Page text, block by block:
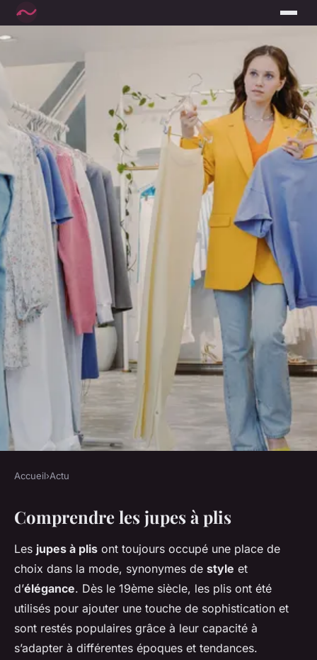
Styliser des Jupes à Plis : Allier
Élégance Classique et
Modernité
Mathis 5 min de lecture
Accueil›Actu
Comprendre les jupes à plis
Les jupes à plis ont toujours occupé une place de
choix dans la mode, synonymes de style et
d’élégance. Dès le 19ème siècle, les plis ont été
utilisés pour ajouter une touche de sophistication et
sont restés populaires grâce à leur capacité à
s’adapter à différentes époques et tendances.